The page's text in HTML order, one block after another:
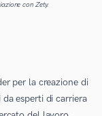
con Zety.
per la creazione di
esperti di carriera